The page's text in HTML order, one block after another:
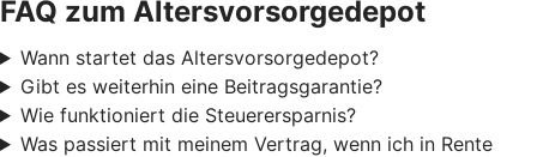
FAQ zum Altersvorsorgedepot
Wann startet das Altersvorsorgedepot?
Gibt es weiterhin eine Beitragsgarantie?
Wie funktioniert die Steuerersparnis?
Was passiert mit meinem Vertrag, wenn ich in Rente